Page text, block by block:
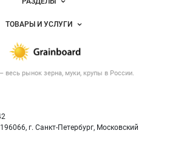
весь рынок зерна, муки, крупы в России.
г. Санкт-Петербург, Московский
Размещение рекламы
Публичная оферта
Контактная информация
обработки персональных данных
Объявления
Новости рынка
ТОВАРЫ И УСЛУГИ
Крупы
Мука